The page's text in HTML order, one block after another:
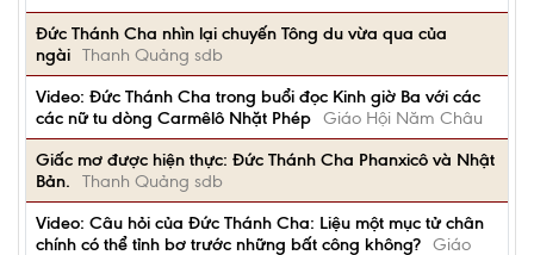
Đức Thánh Cha nhìn lại chuyến Tông du vừa qua của
ngài Thanh Quảng sdb
Video: Đức Thánh Cha trong buổi đọc Kinh giờ Ba với các
các nữ tu dòng Carmêlô Nhặt Phép Giáo Hội Năm Châu
Giấc mơ được hiện thực: Đức Thánh Cha Phanxicô và Nhật
Bản.
Thanh Quảng sdb
Video: Câu hỏi của Đức Thánh Cha: Liệu một mục tử chân
chính có thể tỉnh bơ trước những bất công không? Giáo